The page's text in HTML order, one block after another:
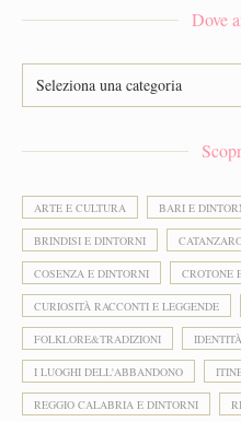
Dove
ARTE E CULTURA BARI E
BRINDISI E DINTORNI
COSENZA E DINTORNI CROTONE
CURIOSITÀ RACCONTI E LEGGENDE
FOLKLORE&TRADIZIONI
I LUOGHI DELL'ABBANDONO
REGGIO CALABRIA E DINTORNI